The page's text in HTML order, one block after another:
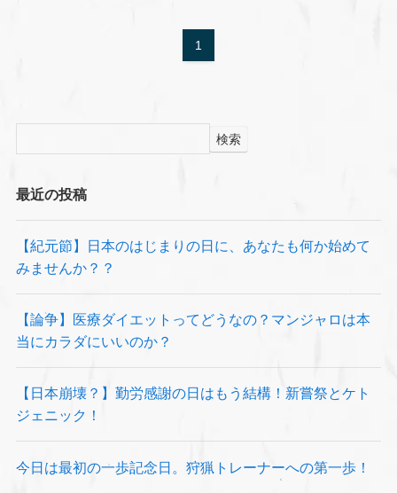
1
検索
最近の投稿
【紀元節】日本のはじまりの日に、あなたも何か始めて
みませんか？？
【論争】医療ダイエットってどうなの？マンジャロは本
当にカラダにいいのか？
【日本崩壊？】勤労感謝の日はもう結構！新嘗祭とケト
ジェニック！
今日は最初の一歩記念日。狩猟トレーナーへの第一歩！